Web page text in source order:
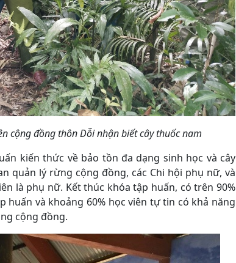
cộng đồng thôn Dỗi nhận biết cây thuốc nam
kiến thức về bảo tồn đa dạng sinh học và cây
quản lý rừng cộng đồng, các Chi hội phụ nữ, và
là phụ nữ. Kết thúc khóa tập huấn, có trên 90%
và khoảng 60% học viên tự tin có khả năng
cộng đồng.